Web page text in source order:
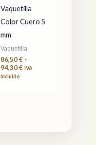
Vaquetilla
Color Cuero 5
mm
Vaquetilla
86,50€ -
94,30€ IVA
Incluido